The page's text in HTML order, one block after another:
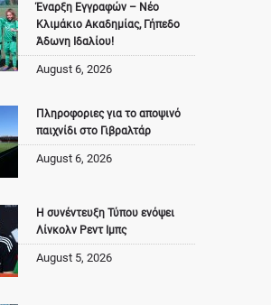
Έναρξη Εγγραφών – Νέο
Κλιμάκιο Ακαδημίας, Γήπεδο
Άδωνη Ιδαλίου!
August 6, 2026
Πληροφοριες για το αποψινό
παιχνίδι στο Γιβραλτάρ
August 6, 2026
Η συνέντευξη Τύπου ενόψει
Λίνκολν Ρεντ Ιμπς
August 5, 2026